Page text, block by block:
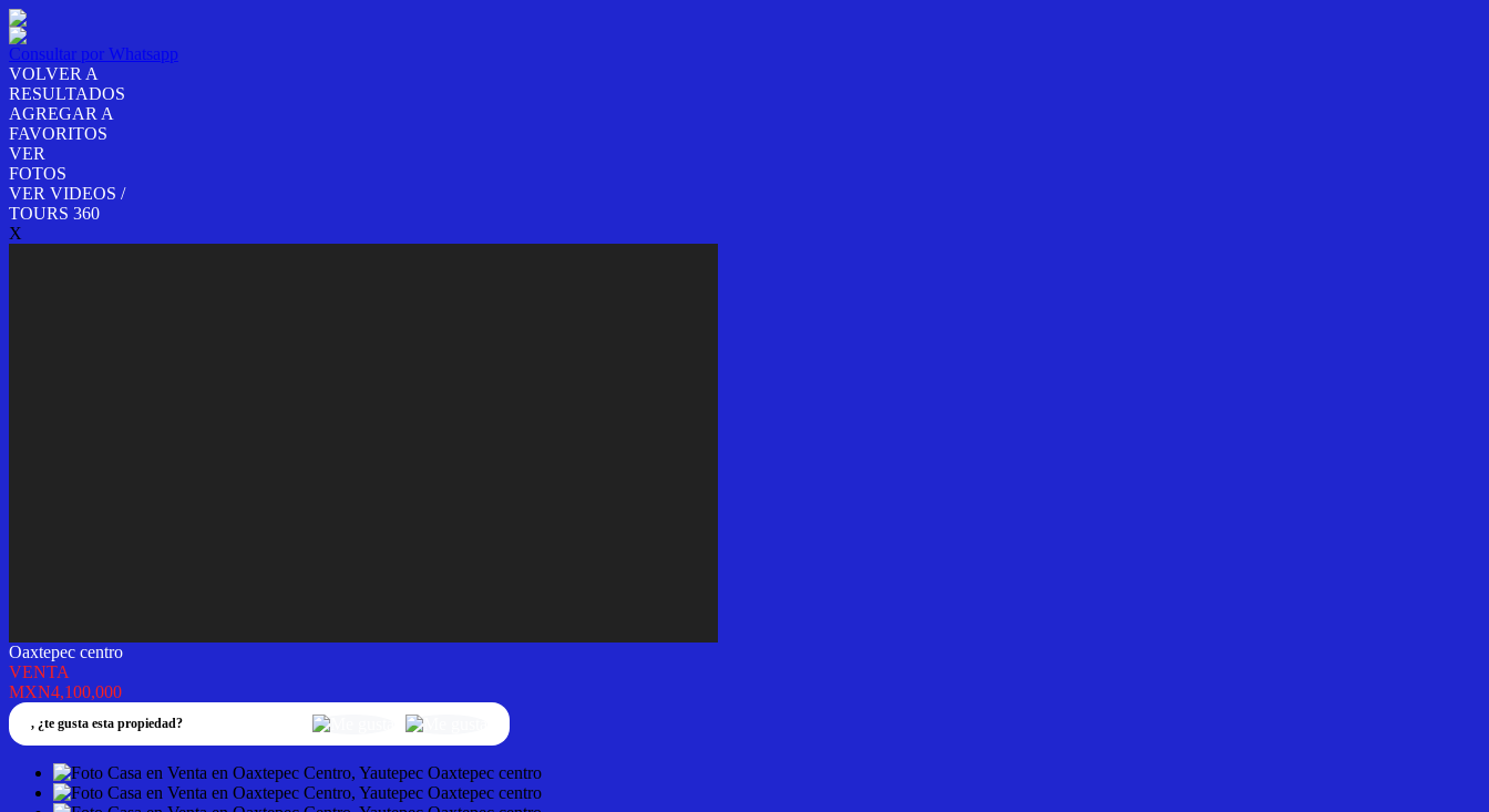
Consultar por Whatsapp
VOLVER A
RESULTADOS
AGREGAR A
FAVORITOS
VER
FOTOS
VER VIDEOS /
TOURS 360
X
Oaxtepec centro
VENTA
MXN4,100,000
, ¿te gusta esta propiedad?